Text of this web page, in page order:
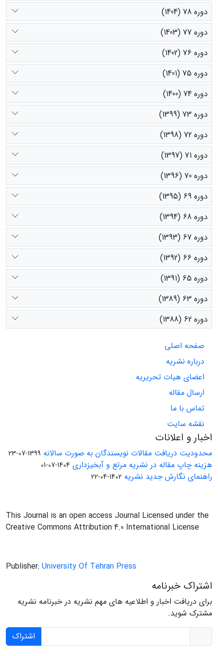
دوره 78 (1404)
دوره 77 (1403)
دوره 76 (1402)
دوره 75 (1401)
دوره 74 (1400)
دوره 73 (1399)
دوره 72 (1398)
دوره 71 (1397)
دوره 70 (1396)
دوره 69 (1395)
دوره 68 (1394)
دوره 67 (1393)
دوره 66 (1392)
دوره 65 (1391)
دوره 63 (1389)
دوره 62 (1388)
صفحه اصلی
درباره نشریه
اعضای هیات تحریریه
ارسال مقاله
تماس با ما
نقشه سایت
اخبار و اعلانات
محدودیت دریافت مقالات نویسندگان به صورت سالانه 1399-07-23
هزینه چاپ مقاله در نشریه مرتع و آبخیزداری 1404-07-01
راهنمای نگارش جدید نشریه 1402-04-22
This Journal is an open access Journal Licensed under the
Creative Commons Attribution 4.0 International License
Publisher: University Of Tehran Press
اشتراک خبرنامه
برای دریافت اخبار و اطلاعیه های مهم نشریه در خبرنامه نشریه
مشترک شوید.
اشتراک